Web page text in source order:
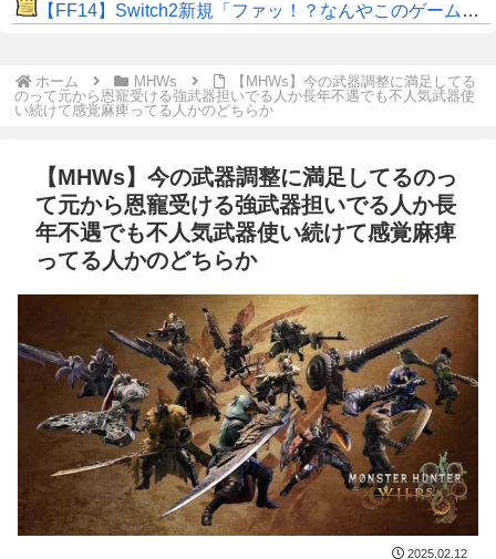
【FF14】Switch2新規「ファッ！？なんやこのゲームゥ…お使いばっかやんけw」←お使いを愛してからが本当の光の戦士なんだがw
ホーム MHWs
【MHWs】今の武器調整に満足してる
のって元から恩寵受ける強武器担いでる人か長年不遇でも不人気武器使
い続けて感覚麻痺ってる人かのどちらか
【MHWs】今の武器調整に満足してるのっ
て元から恩寵受ける強武器担いでる人か長
年不遇でも不人気武器使い続けて感覚麻痺
ってる人かのどちらか
2025.02.12